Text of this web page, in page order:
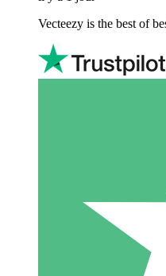
Vecteezy is the best of